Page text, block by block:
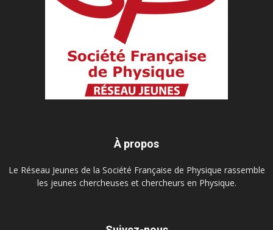
À propos
Le Réseau Jeunes de la Société Française de Physique rassemble
les jeunes chercheuses et chercheurs en Physique.